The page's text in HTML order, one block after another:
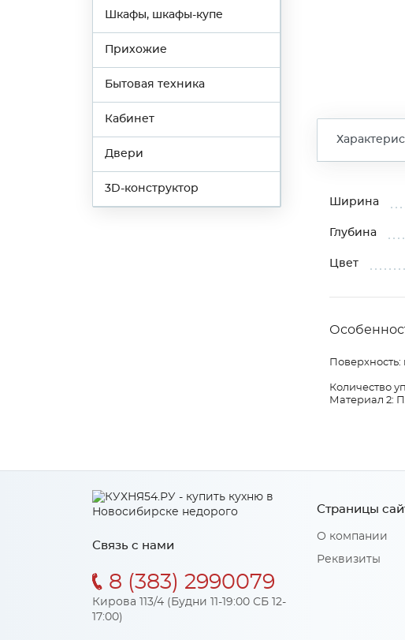
Шкафы, шкафы-купе
Прихожие
Бытовая техника
Кабинет
Двери
3D-конструктор
Ширина
Глубина
Цвет
Количество
Материал 2:
Связь с нами
8 (383) 2990079
Кирова 113/4 (Будни 11-19:00 СБ 12-
17:00)
Страницы
О компании
Реквизиты